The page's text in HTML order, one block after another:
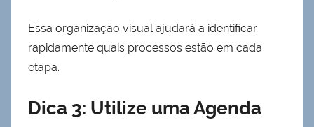
Essa organização visual ajudará a identificar
rapidamente quais processos estão em cada
etapa.
Dica 3: Utilize uma Agenda